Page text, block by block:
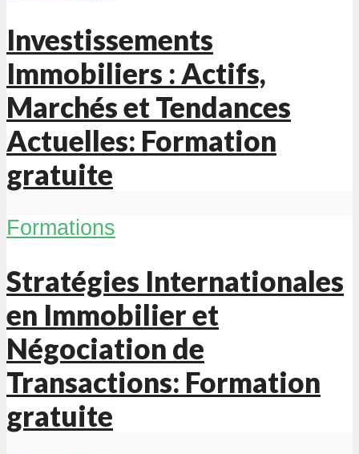
Investissements
Immobiliers : Actifs,
Marchés et Tendances
Actuelles: Formation
gratuite
Formations
Stratégies Internationales
en Immobilier et
Négociation de
Transactions: Formation
gratuite